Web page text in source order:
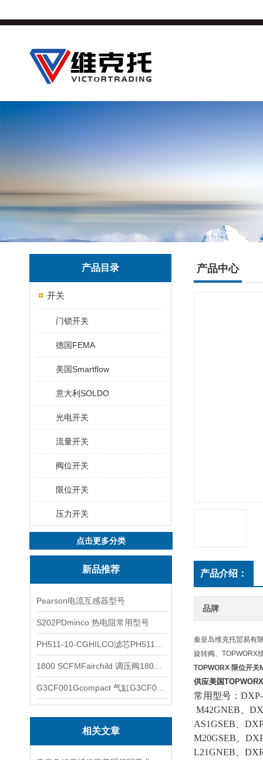
产品目录
开关
门锁开关
德国FEMA
美国Smartflow
意大利SOLDO
光电开关
流量开关
阀位开关
限位开关
压力开关
点击更多分类
新品推荐
Pearson电流互感器型号
S202PDminco 热电阻常用型号
相关文章
产品中心
产品介绍：
品牌
秦皇岛维克托贸易有
旋转阀、TOPWORX
TOPWORX 限位开关
供应美国
常用型号：
M42GNEB、
AS1GSEB、
M20GSEB、
L21GNEB、